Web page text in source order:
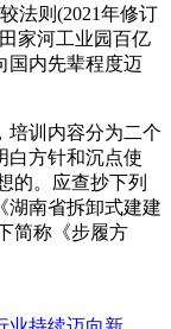
法则(2021年修订
家河工业园百亿
国内先辈程度迈
训内容分为二个
白方针和沉点使
的。应查抄下列
南省拆卸式建建
简称《步履方